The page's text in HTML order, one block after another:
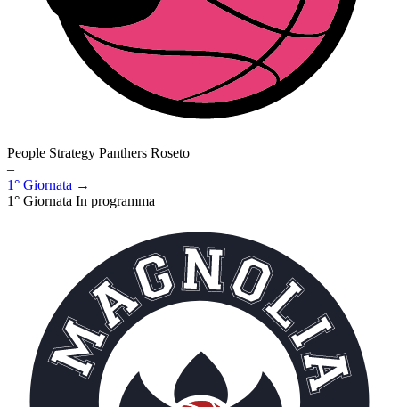
People Strategy Panthers Roseto
–
1° Giornata →
1° Giornata In programma